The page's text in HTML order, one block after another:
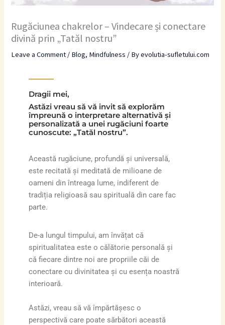
Rugăciunea chakrelor – Vindecare și conectare
divină prin „Tatăl nostru”
Leave a Comment / Blog, Mindfulness / Byevolutia-sufletului.com
Dragii mei,
Astăzi vreau să vă invit să explorăm
împreună o interpretare alternativă și
personalizată a unei rugăciuni foarte
cunoscute: „Tatăl nostru”.
Această rugăciune, profundă și universală,
este recitată și meditată de milioane de
oameni din întreaga lume, indiferent de
tradiția religioasă sau spirituală din care fac
parte.
De-a lungul timpului, am învățat că
spiritualitatea este o călătorie personală și
că fiecare dintre noi are propriile căi de
conectare cu divinitatea și cu esența noastră
interioară.
Astăzi, vreau să vă împărtășesc o
perspectivă care poate sărbători această